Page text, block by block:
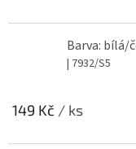
Barva: bílá/
| 7932/S5
149 Kč / ks